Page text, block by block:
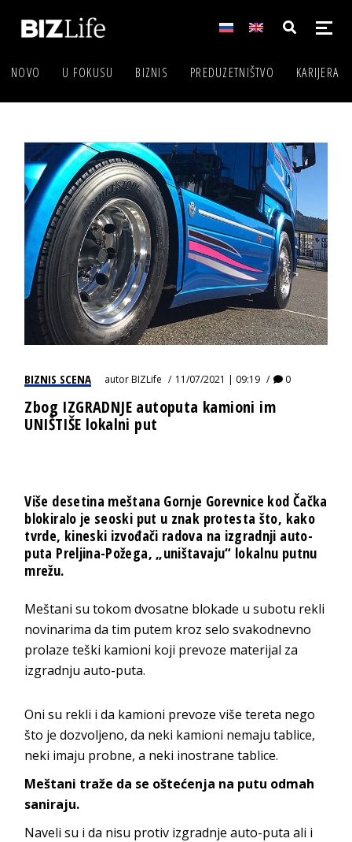
NOVO U FOKUSU BIZNIS PREDUZETNIŠTVO KARIJERA
BIZNIS SCENA autorBIZLife 11/07/2021 | 09:19 0
Zbog IZGRADNJE autoputa kamioni im
UNIŠTIŠE lokalni put
Više desetina meštana Gornje Gorevnice kod Čačka
blokiralo je seoski put u znak protesta što, kako
tvrde, kineski izvođači radova na izgradnji auto-
puta Preljina-Požega, „uništavaju“ lokalnu putnu
mrežu.
Meštani su tokom dvosatne blokade u subotu rekli
novinarima da tim putem kroz selo svakodnevno
prolaze teški kamioni koji prevoze materijal za
izgradnju auto-puta.
Oni su rekli i da kamioni prevoze više tereta nego
što je dozvoljeno, da neki kamioni nemaju tablice,
neki imaju probne, a neki inostrane tablice.
Meštani traže da se oštećenja na putu odmah
saniraju.
Naveli su i da nisu protiv izgradnje auto-puta ali i